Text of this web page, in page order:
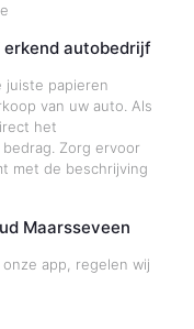
erkend autobedrijf
juiste papieren
van uw auto. Als
het
Zorg ervoor
met de beschrijving
Maarsseveen
app, regelen wij